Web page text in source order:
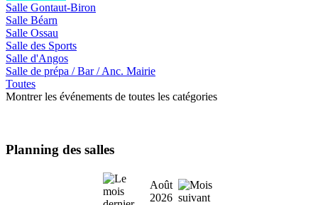
Salle Gontaut-Biron
Salle Béarn
Salle Ossau
Salle des Sports
Salle d'Angos
Salle de prépa / Bar / Anc. Mairie
Toutes
Montrer les événements de toutes les catégories
Planning des salles
Août
2026